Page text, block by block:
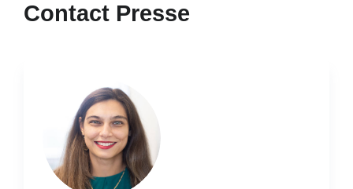
Contact Presse